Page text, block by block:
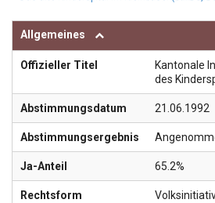
Allgemeines
Offizieller Titel
Kantonale
des
Abstimmungsdatum 21.06.1992
Abstimmungsergebnis
Ja-Anteil 65.2%
Rechtsform